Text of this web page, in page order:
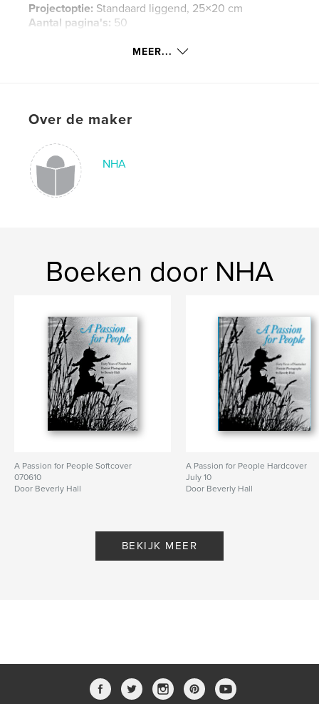
Projectoptie: Standaard liggend, 25×20 cm
Aantal pagina's: 50
Dogs , Preservation
Architecture
MEER...
Over de maker
NHA
Boeken door NHA
A Passion for People Softcover
070610
Door Beverly Hall
A Passion for People Hardcover
July 10
Door Beverly Hall
BEKIJK MEER